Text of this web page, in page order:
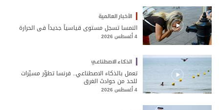
الأخبار العالمية
النمسا تسجل مستوى قياسياً جديداً في الحرارة
4 أغسطس 2026
الذكاء الاصطناعي
تعمل بالذكاء الاصطناعي.. فرنسا تطوّر مسيّرات
للحد من حوادث الغرق
4 أغسطس 2026